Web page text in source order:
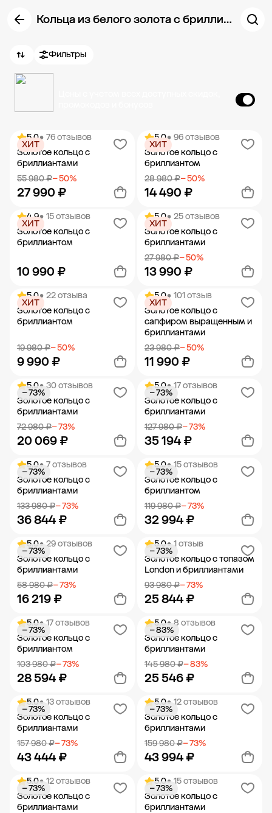
Кольца из белого золота с бриллиантами
Фильтры
5.0• 76 отзывов
Золотое кольцо с
бриллиантами
55 980 ₽− 50%
27 990 ₽
ХИТ
Добавить в корзину
5.0• 96 отзывов
Золотое кольцо с
бриллиантом
28 980 ₽− 50%
14 490 ₽
ХИТ
Добавить в корзину
4.9• 15 отзывов
Золотое кольцо с
бриллиантом
10 990 ₽
ХИТ
Добавить в корзину
5.0• 25 отзывов
Золотое кольцо с
бриллиантами
27 980 ₽− 50%
13 990 ₽
ХИТ
Добавить в корзину
5.0• 22 отзыва
Золотое кольцо с
бриллиантом
19 980 ₽− 50%
9 990 ₽
ХИТ
Добавить в корзину
5.0• 101 отзыв
Золотое кольцо с
сапфиром выращенным и
бриллиантами
23 980 ₽− 50%
11 990 ₽
ХИТ
Добавить в корзину
5.0• 30 отзывов
Золотое кольцо с
бриллиантами
72 980 ₽− 73%
20 069 ₽
− 73%
Добавить в корзину
5.0• 17 отзывов
Золотое кольцо с
бриллиантами
127 980 ₽− 73%
35 194 ₽
− 73%
Добавить в корзину
5.0• 7 отзывов
Золотое кольцо с
бриллиантами
133 980 ₽− 73%
36 844 ₽
− 73%
Добавить в корзину
5.0• 15 отзывов
Золотое кольцо с
бриллиантом
119 980 ₽− 73%
32 994 ₽
− 73%
Добавить в корзину
5.0• 29 отзывов
Золотое кольцо с
бриллиантами
58 980 ₽− 73%
16 219 ₽
− 73%
Добавить в корзину
5.0• 1 отзыв
Золотое кольцо с топазом
London и бриллиантами
93 980 ₽− 73%
25 844 ₽
− 73%
Добавить в корзину
5.0• 17 отзывов
Золотое кольцо с
бриллиантом
103 980 ₽− 73%
28 594 ₽
− 73%
Добавить в корзину
5.0• 8 отзывов
Золотое кольцо с
бриллиантами
145 980 ₽− 83%
25 546 ₽
− 83%
Добавить в корзину
5.0• 13 отзывов
Золотое кольцо с
бриллиантами
157 980 ₽− 73%
43 444 ₽
− 73%
Добавить в корзину
5.0• 12 отзывов
Золотое кольцо с
бриллиантами
159 980 ₽− 73%
43 994 ₽
− 73%
Добавить в корзину
5.0• 12 отзывов
Золотое кольцо с
бриллиантами
− 73%
5.0• 15 отзывов
Золотое кольцо с
бриллиантами
− 73%